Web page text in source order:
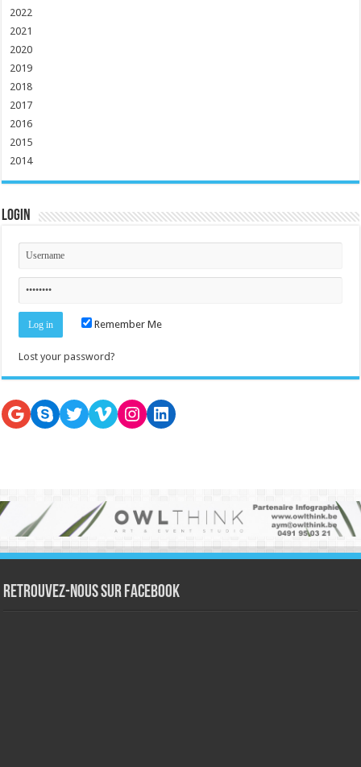
2022
2021
2020
2019
2018
2017
2016
2015
2014
Login
Remember Me
Lost your password?
Google
SkypeTwitter
VimeoInstagram
LinkedIn
Retrouvez-nous sur Facebook